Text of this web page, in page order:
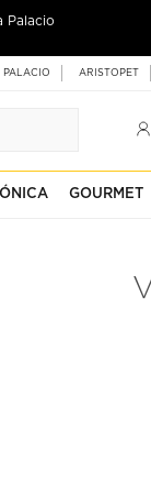
Palacio
PALACIO ARISTOPET
GOURMET